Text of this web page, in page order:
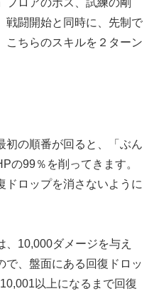
ロアのボス、試練の剛
戦闘開始と同時に、先制で
こちらのスキルを２ターン
の順番が回ると、「ぶん
の99％を削ってきます。
ドロップを消さないように
、10,000ダメージを与え
で、盤面にある回復ドロッ
以上になるまで回復